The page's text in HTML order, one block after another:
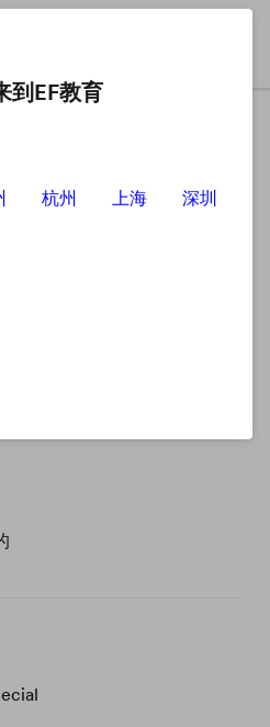
到EF教育
杭州 上海
深圳